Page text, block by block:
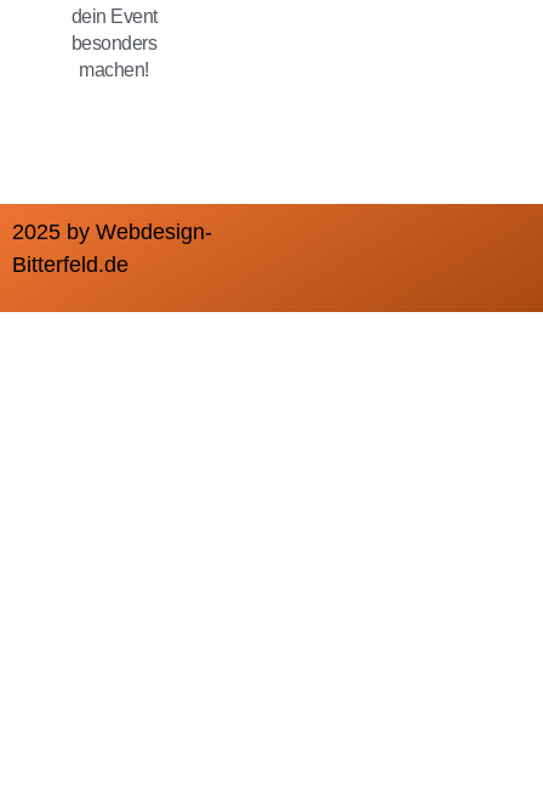
dein Event
besonders
machen!
2025 by Webdesign-
Bitterfeld.de